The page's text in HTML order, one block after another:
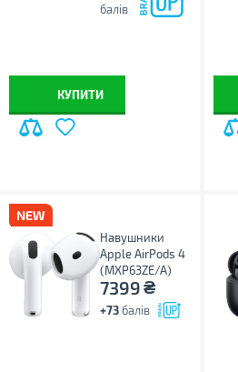
балів
КУПИТИ
Навушники
Apple AirPods 4
(MXP63ZE/A)
7399₴
+73 балів